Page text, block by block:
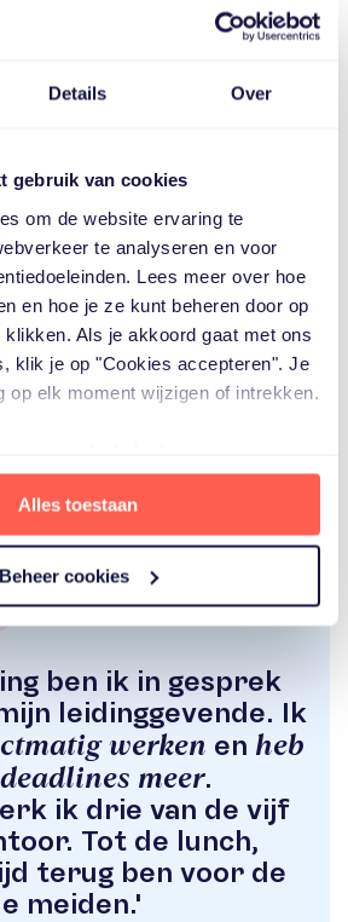
Details Over
gebruik van cookies
om de website ervaring te
te analyseren en voor
Lees meer over hoe
en hoe je ze kunt beheren door op
Als je akkoord gaat met ons
klik je op "Cookies accepteren". Je
op elk moment wijzigen of intrekken.
Alles toestaan
Beheer cookies
veel mantelzorgers niet weten dat
‘Veel kleine dingen worden als
liefde doet, maar die je wel iedere
het maakt zo veel verschil.’
ben ik in gesprek
leidinggevende. Ik
werken en heb
meer.
ik drie van de vijf
Tot de lunch,
terug ben voor de
meiden.'